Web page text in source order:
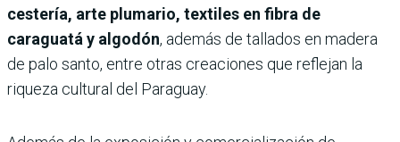
cestería, arte plumario, textiles en fibra de
caraguatá y algodón, además de tallados en madera
de palo santo, entre otras creaciones que reflejan la
riqueza cultural del Paraguay.